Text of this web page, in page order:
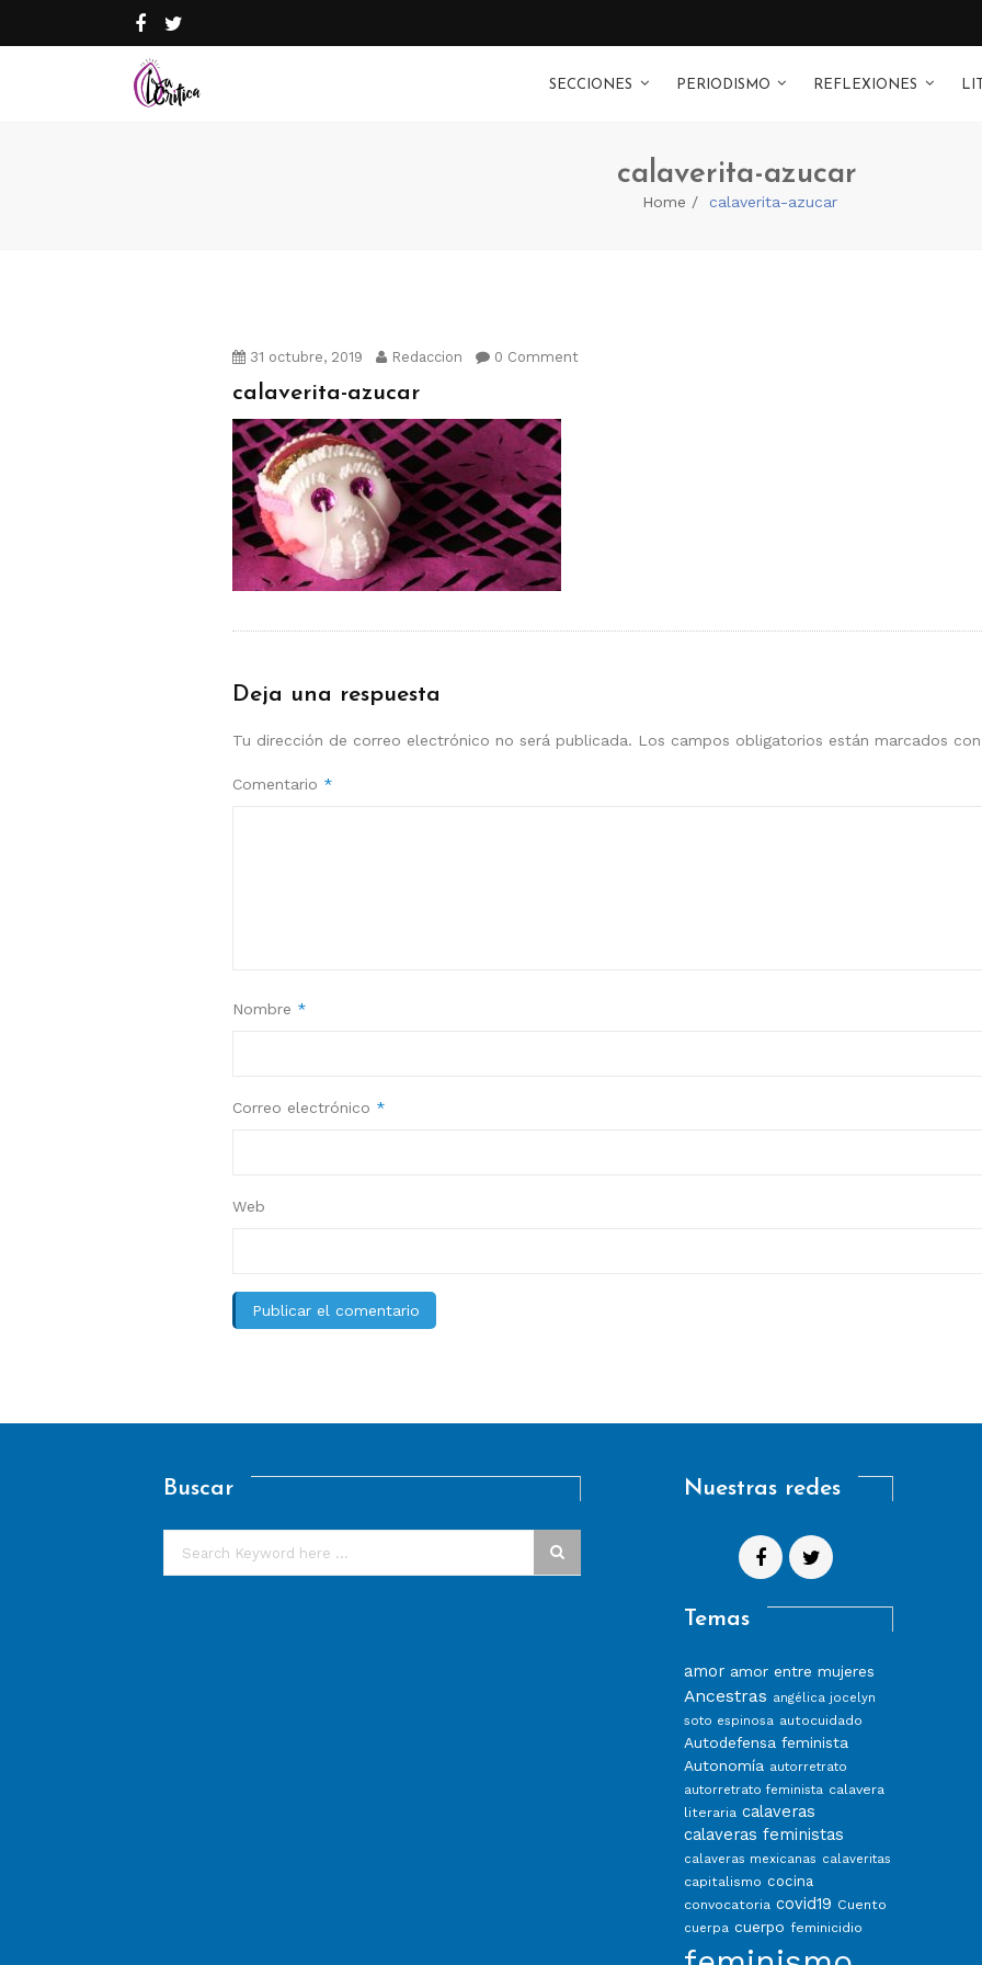
SECCIONES PERIODISMO REFLEXIONES
calaverita-azucar
Home calaverita-azucar
31 octubre, 2019 Redaccion 0 Comment
calaverita-azucar
Deja una respuesta
Tu dirección de correo electrónico no será publicada. Los campos obligatorios están marcados
Comentario *
Nombre *
Correo electrónico *
Web
Buscar Nuestras redes
Temas
amor amor entre mujeres
Ancestras angélica jocelyn
soto espinosa autocuidado
Autodefensa feminista
Autonomía autorretrato
autorretrato feminista calavera
literaria calaveras
calaveras feministas
calaveras mexicanas calaveritas
capitalismo cocina
convocatoria covid19 Cuento
cuerpa cuerpo feminicidio